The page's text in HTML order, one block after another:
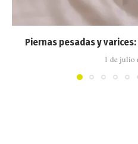
Piernas pesadas y
1 de julio